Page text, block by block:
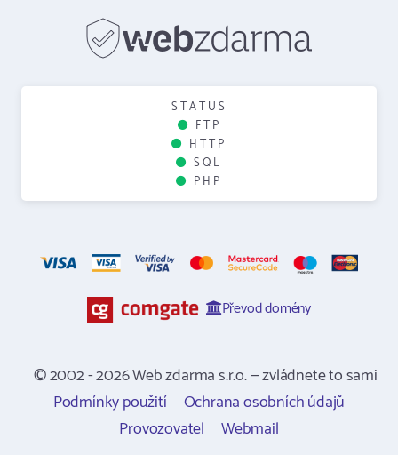
STATUS
FTP
HTTP
SQL
PHP
Převod domény
© 2002 - 2026 Web zdarma s.r.o. — zvládnete to sami
Podmínky použití
Ochrana osobních údajů
Provozovatel
Webmail